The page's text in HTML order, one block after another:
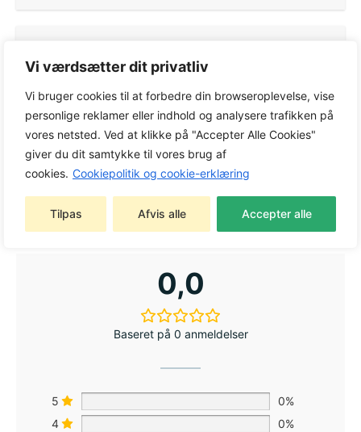
Vi værdsætter dit privatliv
Vi bruger cookies til at forbedre din browseroplevelse, vise
personlige reklamer eller indhold og analysere trafikken på
vores netsted. Ved at klikke på "Accepter Alle Cookies"
giver du dit samtykke til vores brug af
cookies. Cookiepolitik og cookie-erklæring
Tilpas Afvis alle Accepter alle
Beholderkapacitet
Effekt
1000 W
Luftstrøm, m3/time (cfm)
3600 l/min
Maks. vakuum, mbar
210 mbar
0,0
Baseret på 0 anmeldelser
5
0%
4
0%